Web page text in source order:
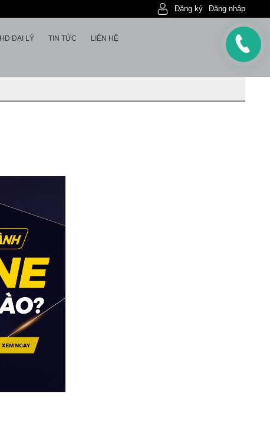
Đăng nhập
Đăng ký
HD ĐẠI LÝ TIN TỨC LIÊN HỆ